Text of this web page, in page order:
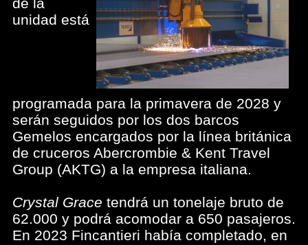
unidad está
programada para la primavera de 2028 y
serán seguidos por los dos barcos
Gemelos encargados por la línea británica
de cruceros Abercrombie & Kent Travel
Group (AKTG) a la empresa italiana.
Crystal Grace tendrá un tonelaje bruto de
62.000 y podrá acomodar a 650 pasajeros.
En 2023 Fincantieri había completado, en